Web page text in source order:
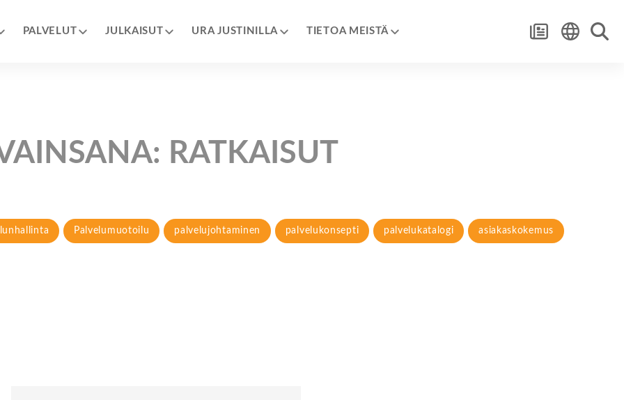
PALVELUT JULKAISUT URA JUSTINILLA TIETOA MEISTÄ
RATKAISUT
Palvelumuotoilu palvelujohtaminen palvelukonsepti palvelukatalogi asiakaskokemus